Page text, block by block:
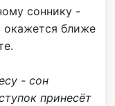
соннику -
окажется ближе
- сон
принесёт